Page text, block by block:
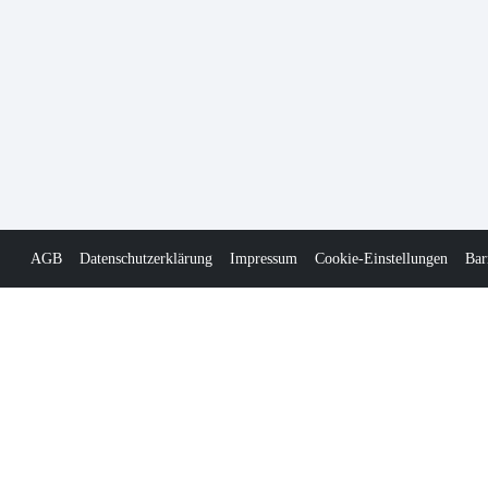
AGB Datenschutzerklärung Impressum Cookie-Einstellungen